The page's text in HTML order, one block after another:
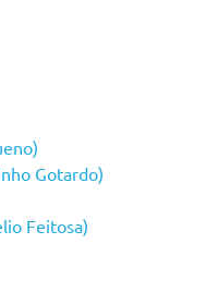
Gotardo)
Feitosa)